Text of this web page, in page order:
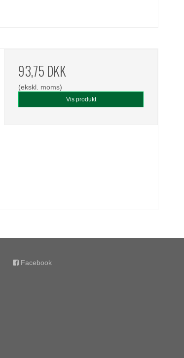
93,75 DKK
(ekskl. moms)
Vis produkt
Facebook